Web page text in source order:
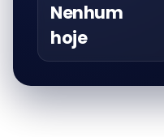
Nenhum
hoje